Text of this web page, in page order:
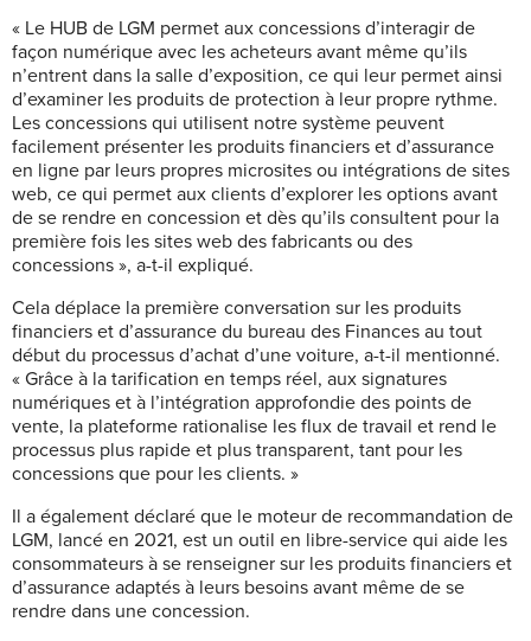
« Le HUB de LGM permet aux concessions d’interagir de
façon numérique avec les acheteurs avant même qu’ils
n’entrent dans la salle d’exposition, ce qui leur permet ainsi
d’examiner les produits de protection à leur propre rythme.
Les concessions qui utilisent notre système peuvent
facilement présenter les produits financiers et d’assurance
en ligne par leurs propres microsites ou intégrations de sites
web, ce qui permet aux clients d’explorer les options avant
de se rendre en concession et dès qu’ils consultent pour la
première fois les sites web des fabricants ou des
concessions », a-t-il expliqué.
Cela déplace la première conversation sur les produits
financiers et d’assurance du bureau des Finances au tout
début du processus d’achat d’une voiture, a-t-il mentionné.
« Grâce à la tarification en temps réel, aux signatures
numériques et à l’intégration approfondie des points de
vente, la plateforme rationalise les flux de travail et rend le
processus plus rapide et plus transparent, tant pour les
concessions que pour les clients. »
Il a également déclaré que le moteur de recommandation de
LGM, lancé en 2021, est un outil en libre-service qui aide les
consommateurs à se renseigner sur les produits financiers et
d’assurance adaptés à leurs besoins avant même de se
rendre dans une concession.